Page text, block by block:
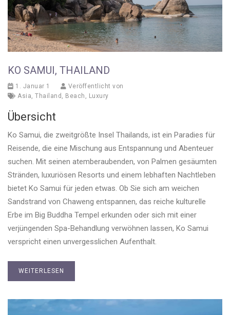
KO SAMUI, THAILAND
1. Januar 1
Veröffentlicht von
Asia Thailand Beach Luxury
Übersicht
Ko Samui, die zweitgrößte Insel Thailands, ist ein Paradies für
Reisende, die eine Mischung aus Entspannung und Abenteuer
suchen. Mit seinen atemberaubenden, von Palmen gesäumten
Stränden, luxuriösen Resorts und einem lebhaften Nachtleben
bietet Ko Samui für jeden etwas. Ob Sie sich am weichen
Sandstrand von Chaweng entspannen, das reiche kulturelle
Erbe im Big Buddha Tempel erkunden oder sich mit einer
verjüngenden Spa-Behandlung verwöhnen lassen, Ko Samui
verspricht einen unvergesslichen Aufenthalt.
WEITERLESEN